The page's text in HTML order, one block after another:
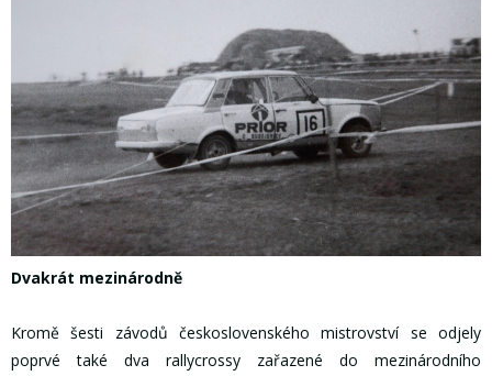
Dvakrát mezinárodně
Kromě šesti závodů československého mistrovství se odjely
poprvé také dva rallycrossy zařazené do mezinárodního